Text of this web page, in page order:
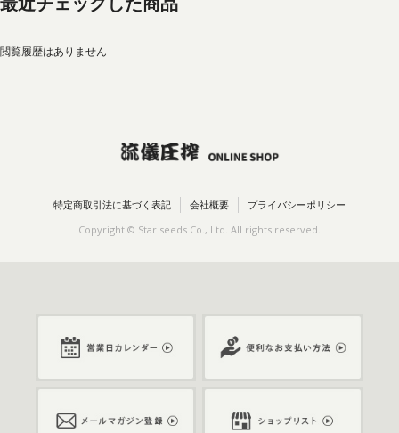
閲覧履歴はありません
特定商取引法に基づく表記 会社概要 プライバシーポリシー
Copyright © Star seeds Co., Ltd. All rights reserved.